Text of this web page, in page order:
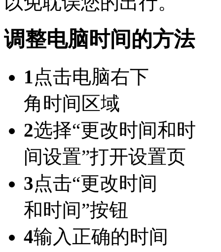
调整电脑时间的方法
1点击电脑右下
角时间区域
2选择“更改时间和时
间设置”打开设置页
3点击“更改时间
和时间”按钮
4输入正确的时间